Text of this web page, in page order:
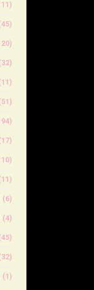
(6)
(4)
(1)